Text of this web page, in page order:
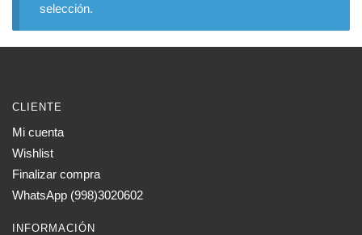
selección.
CLIENTE
Mi cuenta
Wishlist
Finalizar compra
WhatsApp (998)3020602
INFORMACIÓN